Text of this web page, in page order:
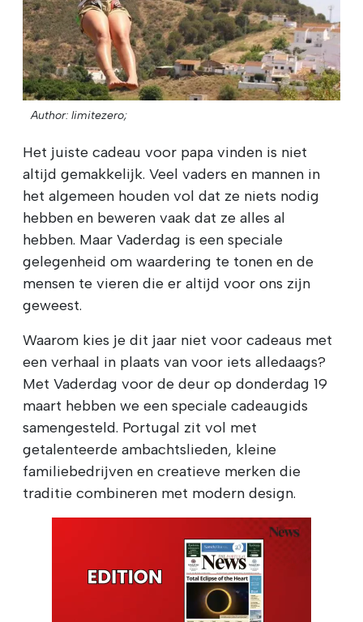
Author: limitezero;
Het juiste cadeau voor papa vinden is niet
altijd gemakkelijk. Veel vaders en mannen in
het algemeen houden vol dat ze niets nodig
hebben en beweren vaak dat ze alles al
hebben. Maar Vaderdag is een speciale
gelegenheid om waardering te tonen en de
mensen te vieren die er altijd voor ons zijn
geweest.
Waarom kies je dit jaar niet voor cadeaus met
een verhaal in plaats van voor iets alledaags?
Met Vaderdag voor de deur op donderdag 19
maart hebben we een speciale cadeaugids
samengesteld. Portugal zit vol met
getalenteerde ambachtslieden, kleine
familiebedrijven en creatieve merken die
traditie combineren met modern design.